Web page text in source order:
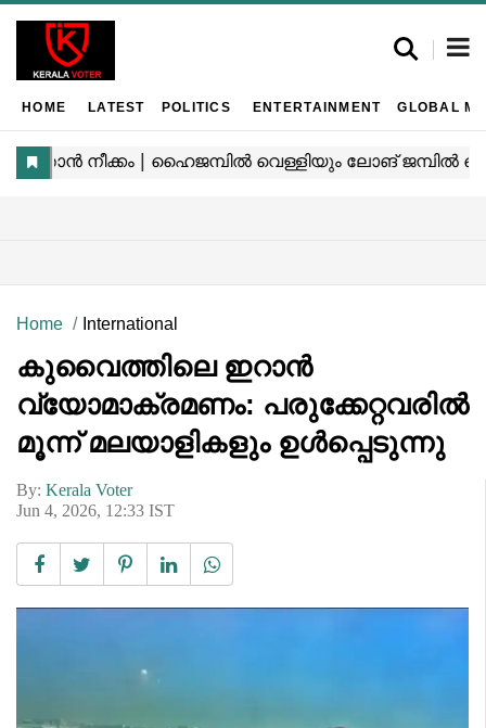
HOME LATEST POLITICS ENTERTAINMENT GLOBAL
Home International
കുവൈത്തിലെ ഇറാൻ
വ്യോമാക്രമണം: പരുക്കേറ്റവരിൽ
മൂന്ന് മലയാളികളും ഉൾപ്പെടുന്നു
By: Kerala Voter
Jun 4, 2026, 12:33 IST